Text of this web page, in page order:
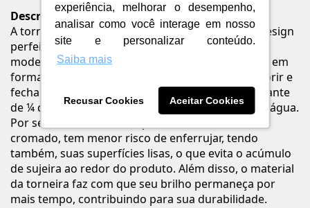
experiência, melhorar o desempenho,
analisar como você interage em nosso
site e personalizar conteúdo.
Saiba mais
Recusar Cookies Aceitar Cookies
Descrição
A torneira de parede para lavatório Elite, tem o design
perfeito para quem deseja um ambiente mais
moderno e com personalidade. Seu acionamento em
formato alavanca torna ainda mais funcional o abrir e
fechar do produto. Seu mecanismo MVC com volante
de ¼ de volta, auxilia em até 50% de ecônomia de água.
Por se tratar de um item produzido em metal
cromado, tem menor risco de enferrujar, tendo
também, suas superfícies lisas, o que evita o acúmulo
de sujeira ao redor do produto. Além disso, o material
da torneira faz com que seu brilho permaneça por
mais tempo, contribuindo para sua durabilidade.